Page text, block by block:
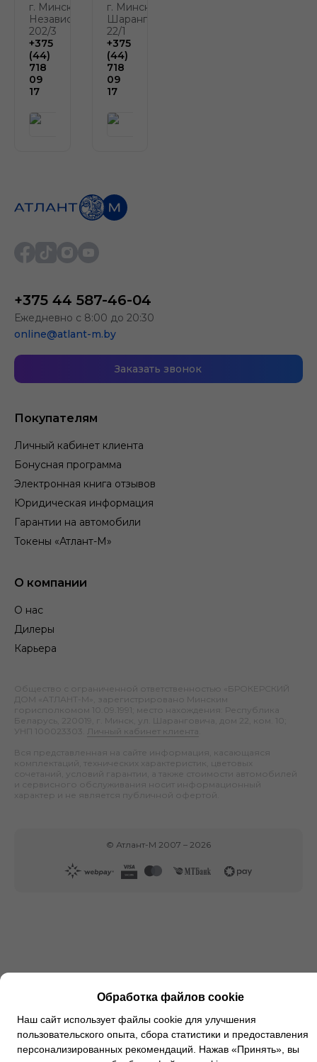
г. Минск, пр-т
Независимости,
202/3
+375
(44)
718
09
17
г. Минск, ул.
Шаранговича
22/1
+375
(44)
718
09
17
Покупателям
Личный кабинет клиента
Бонусная программа
Электронная книга отзывов
Юридическая информация
Гарантии на автомобили
Токены «Атлант-М»
О компании
О нас
Дилеры
Карьера
+375 44 587-46-04
Ежедневно с 8:00 до 20:30
online@atlant-m.by
Заказать звонок
Общество с ограниченной ответственностью «БРОКЕРСКИЙ
ДОМ «АТЛАНТ-М», зарегистрировано Минским
горисполкомом 10.09.1991; место нахождения: Республика
Беларусь, 220019, г. Минск, ул. Шаранговича, дом 22, ком. 10;
УНП 100023303.
Личный кабинет клиента
Вся представленная на сайте информация, касающаяся
комплектаций, технических характеристик, цветовых
сочетаний, условий гарантии, а также стоимости автомобилей
и сервисного обслуживания носит информационный
характер и не является публичной офертой.
© Атлант-М 2007 – 2026
Обработка файлов cookie
Наш сайт использует файлы cookie для улучшения
пользовательского опыта, сбора статистики и предоставления
персонализированных рекомендаций. Нажав «Принять», вы